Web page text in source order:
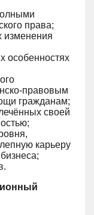
права;
изменения
особенностях
правовым
гражданам;
своей
карьеру